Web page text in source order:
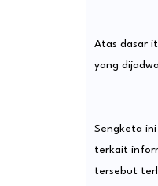
Atas dasar
yang
Sengketa
terkait
tersebut